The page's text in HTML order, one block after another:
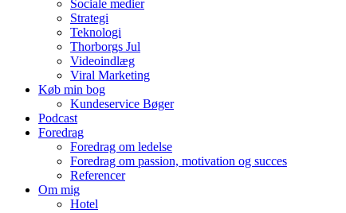
Sociale medier
Strategi
Teknologi
Thorborgs Jul
Videoindlæg
Viral Marketing
Køb min bog
Kundeservice Bøger
Podcast
Foredrag
Foredrag om ledelse
Foredrag om passion, motivation og succes
Referencer
Om mig
Hotel